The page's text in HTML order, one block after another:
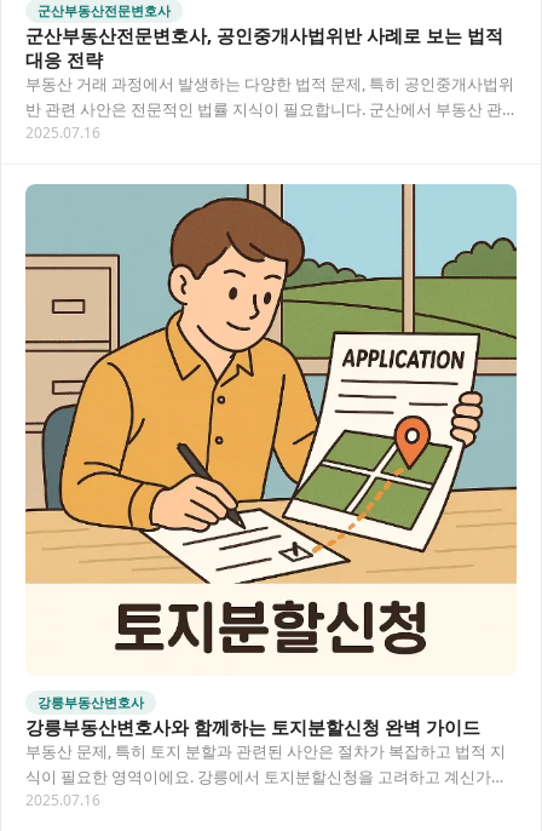
군산부동산전문변호사
군산부동산전문변호사, 공인중개사법위반 사례로 보는 법적
대응 전략
부동산 거래 과정에서 발생하는 다양한 법적 문제, 특히 공인중개사법위
반 관련 사안은 전문적인 법률 지식이 필요합니다. 군산에서 부동산 관
련 법적 문제에 직면했을 때, 전문 변호사의…
2025.07.16
강릉부동산변호사
강릉부동산변호사와 함께하는 토지분할신청 완벽 가이드
부동산 문제, 특히 토지 분할과 관련된 사안은 절차가 복잡하고 법적 지
식이 필요한 영역이에요. 강릉에서 토지분할신청을 고려하고 계신가요?
이 글에서는 토지분할신청의 모든 과정과 주…
2025.07.16